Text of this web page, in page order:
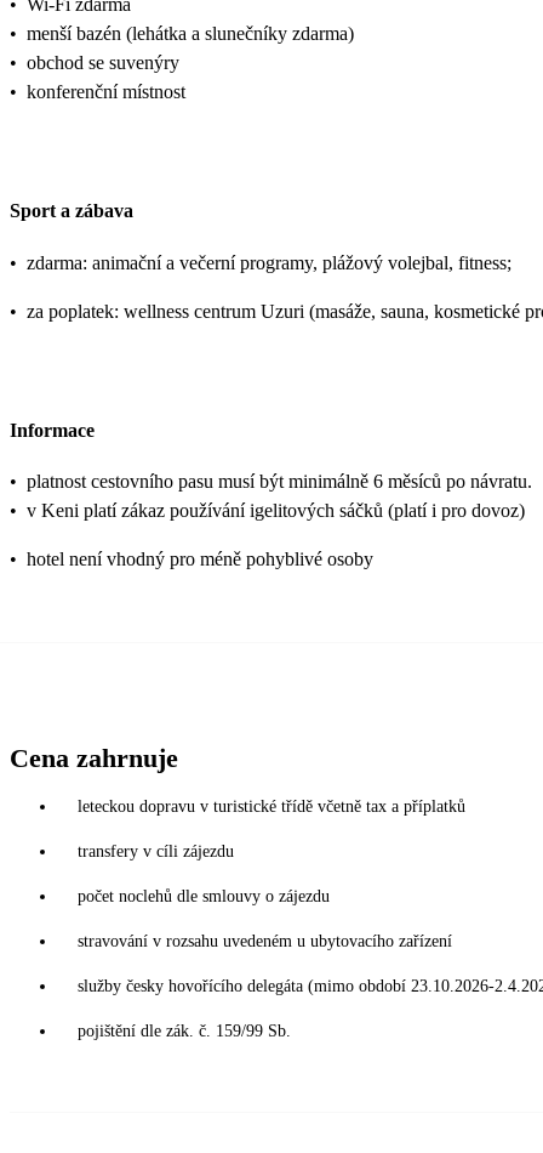
• Wi-Fi zdarma
• menší bazén (lehátka a slunečníky zdarma)
• obchod se suvenýry
• konferenční místnost
Sport a zábava
• zdarma: animační a večerní programy, plážový volejbal, fitness;
• za poplatek: wellness centrum Uzuri (masáže, sauna,
Informace
• platnost cestovního pasu musí být minimálně 6 měsíců po návratu.
• v Keni platí zákaz používání igelitových sáčků (platí i pro dovoz)
• hotel není vhodný pro méně pohyblivé osoby
Cena zahrnuje
leteckou dopravu v turistické třídě včetně tax a příplatků
transfery v cíli zájezdu
počet noclehů dle smlouvy o zájezdu
stravování v rozsahu uvedeném u ubytovacího zařízení
služby česky hovořícího delegáta (mimo období 23.10.2026-
pojištění dle zák. č. 159/99 Sb.